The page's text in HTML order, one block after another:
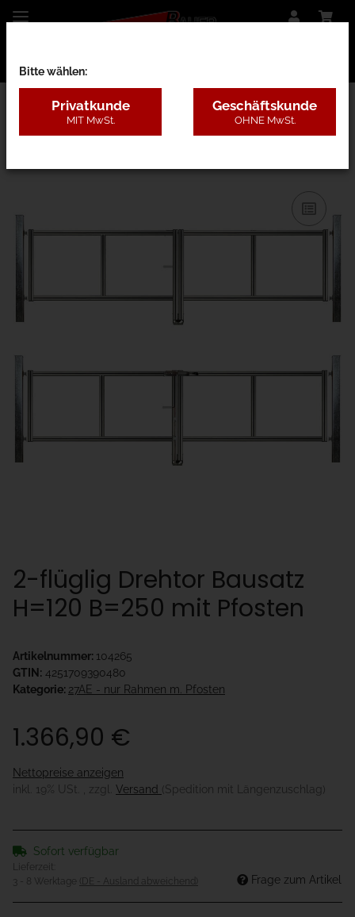
27AE - nur Rahmen m. Pfosten
2-flüglig Drehtor Bausatz
H=120 B=250 mit Pfosten
Artikelnummer: 104265
GTIN: 4251709390480
Kategorie: 27AE - nur Rahmen m. Pfosten
1.366,90 €
Nettopreise anzeigen
inkl. 19% USt. , zzgl. Versand (Spedition mit Längenzuschlag)
Sofort verfügbar
Lieferzeit:
3 - 8 Werktage
(DE - Ausland abweichend) Frage zum Artikel
Bitte wählen:
Privatkunde
MIT MwSt.
Geschäftskunde
OHNE MwSt.